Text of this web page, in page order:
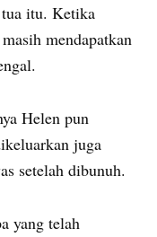
itu. Ketika
mendapatkan
Helen pun
juga
setelah dibunuh.
yang telah